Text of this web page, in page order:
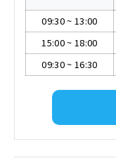
09:30~ 13:00
15:00~ 18:00
09:30~ 16:30